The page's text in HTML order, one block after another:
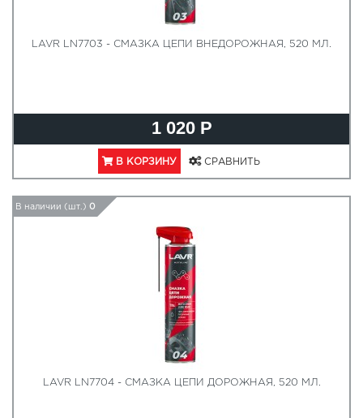
LAVR LN7703 - СМАЗКА ЦЕПИ ВНЕДОРОЖНАЯ, 520 МЛ.
1 020 Р
В КОРЗИНУ СРАВНИТЬ
В наличии (шт.) 0
LAVR LN7704 - СМАЗКА ЦЕПИ ДОРОЖНАЯ, 520 МЛ.